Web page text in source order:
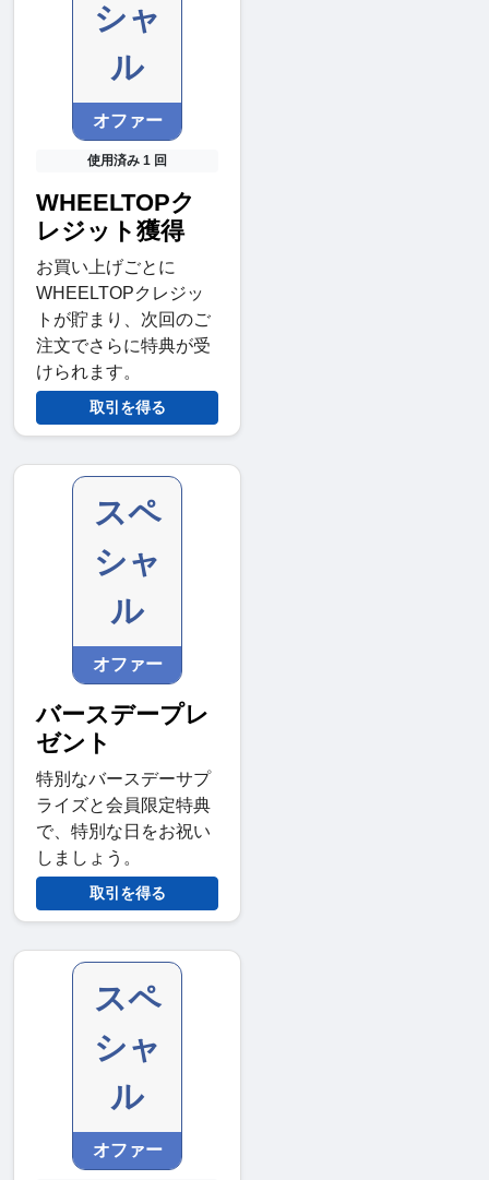
シャ
ル
オファー
使用済み 1 回
WHEELTOPク
レジット獲得
お買い上げごとに
WHEELTOPクレジッ
トが貯まり、次回のご
注文でさらに特典が受
けられます。
取引を得る
スペ
シャ
ル
オファー
バースデープレ
ゼント
特別なバースデーサプ
ライズと会員限定特典
で、特別な日をお祝い
しましょう。
取引を得る
スペ
シャ
ル
オファー